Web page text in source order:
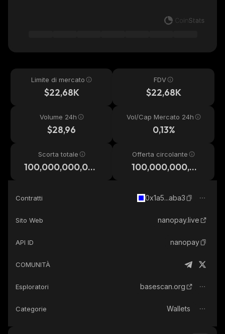
Limite di mercato
$22,68K
FDV
$22,68K
Volume 24h
$28,96
Vol/Cap Mercato 24h
0,13%
Scorta totale
100,000,000,00
Offerta circolante
100,000,000,00
Contratti 0x1a5...aba3
Sito Web nanopay.live
API ID nanopay
COMUNITÀ
Esploratori basescan.org
Categorie Wallets